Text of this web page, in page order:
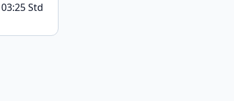
03:25 Std